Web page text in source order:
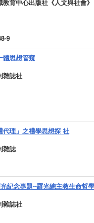
育中心出版社《人文與社會》
9
體思想管窺
雜誌社
代理」之禮學思想探 社
雜誌
紀念專題--羅光總主教生命哲
雜誌社